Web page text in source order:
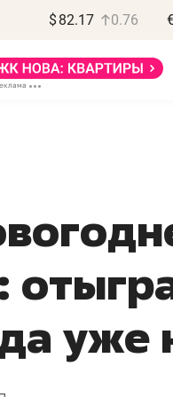
$ 82.17 0.76
уже
Василь Мазитов
МАРТ
местных
минимум